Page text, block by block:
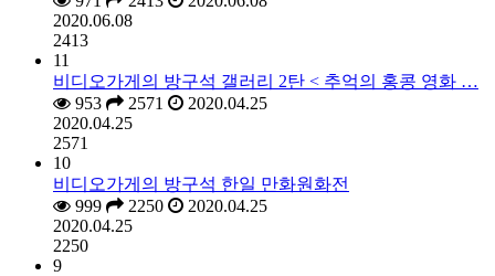
2020.06.08
2413
11
비디오가게의 방구석 갤러리 2탄 < 추억의 홍콩 영화 …
953
2571
2020.04.25
2020.04.25
2571
10
비디오가게의 방구석 한일 만화원화전
999
2250
2020.04.25
2020.04.25
2250
9